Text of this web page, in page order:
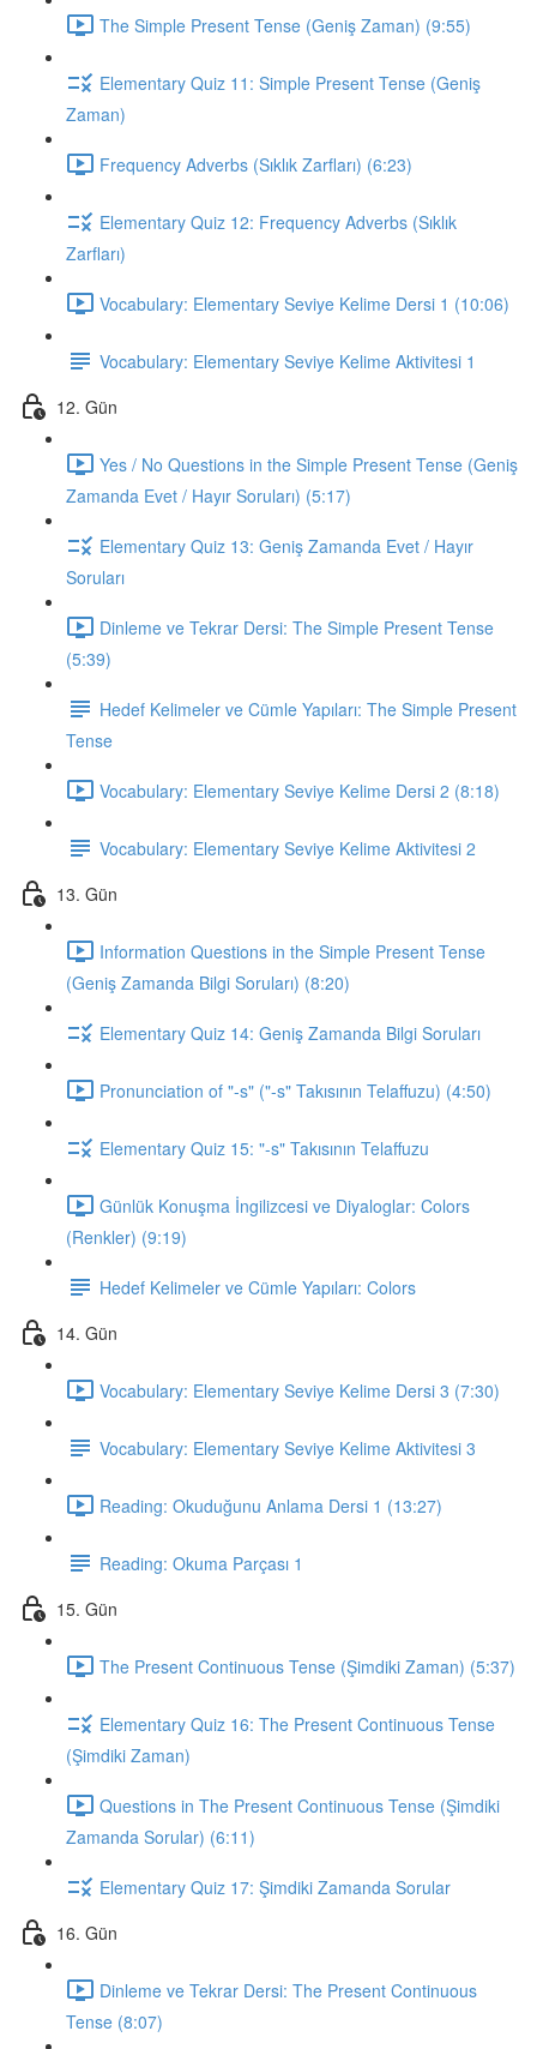
The Simple Present Tense (Geniş Zaman) (9:55)
Elementary Quiz 11: Simple Present Tense (Geniş
Zaman)
Frequency Adverbs (Sıklık Zarfları) (6:23)
Elementary Quiz 12: Frequency Adverbs (Sıklık
Zarfları)
Vocabulary: Elementary Seviye Kelime Dersi 1 (10:06)
Vocabulary: Elementary Seviye Kelime Aktivitesi 1
12. Gün
Yes / No Questions in the Simple Present Tense (Geniş
Zamanda Evet / Hayır Soruları) (5:17)
Elementary Quiz 13: Geniş Zamanda Evet / Hayır
Soruları
Dinleme ve Tekrar Dersi: The Simple Present Tense
(5:39)
Hedef Kelimeler ve Cümle Yapıları: The Simple Present
Tense
Vocabulary: Elementary Seviye Kelime Dersi 2 (8:18)
Vocabulary: Elementary Seviye Kelime Aktivitesi 2
13. Gün
Information Questions in the Simple Present Tense
(Geniş Zamanda Bilgi Soruları) (8:20)
Elementary Quiz 14: Geniş Zamanda Bilgi Soruları
Pronunciation of "-s" ("-s" Takısının Telaffuzu) (4:50)
Elementary Quiz 15: "-s" Takısının Telaffuzu
Günlük Konuşma İngilizcesi ve Diyaloglar: Colors
(Renkler) (9:19)
Hedef Kelimeler ve Cümle Yapıları: Colors
14. Gün
Vocabulary: Elementary Seviye Kelime Dersi 3 (7:30)
Vocabulary: Elementary Seviye Kelime Aktivitesi 3
Reading: Okuduğunu Anlama Dersi 1 (13:27)
Reading: Okuma Parçası 1
15. Gün
The Present Continuous Tense (Şimdiki Zaman) (5:37)
Elementary Quiz 16: The Present Continuous Tense
(Şimdiki Zaman)
Questions in The Present Continuous Tense (Şimdiki
Zamanda Sorular) (6:11)
Elementary Quiz 17: Şimdiki Zamanda Sorular
16. Gün
Dinleme ve Tekrar Dersi: The Present Continuous
Tense (8:07)